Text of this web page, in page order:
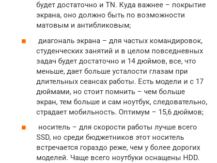
будет достаточно и TN. Куда важнее – покрытие
экрана, оно должно быть по возможности
матовым и антибликовым;
диагональ экрана – для частых командировок,
студенческих занятий и в целом повседневных
задач будет достаточно и 14 дюймов, все, что
меньше, дает больше усталости глазам при
длительных сеансах работы. Есть модели и с 17
дюймами, но стоит помнить – чем больше
экран, тем больше и сам ноутбук, следовательно,
страдает мобильность. Оптимум – 15,6 дюймов;
носитель – для скорости работы лучше всего
SSD, но среди бюджетников этот носитель
встречается гораздо реже, чем у более дорогих
моделей. Чаще всего ноутбуки оснащены HDD.